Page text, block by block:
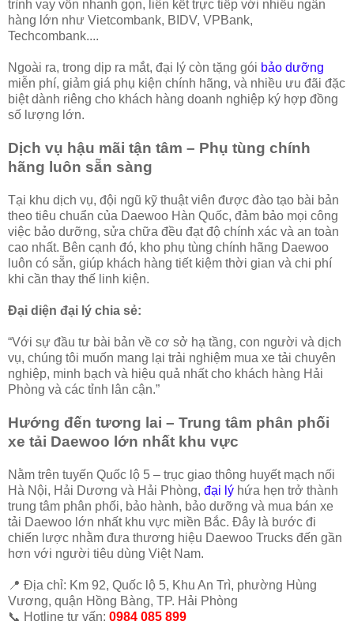
trình vay vốn nhanh gọn, liên kết trực tiếp với nhiều ngân
hàng lớn như Vietcombank, BIDV, VPBank,
Techcombank....
Ngoài ra, trong dịp ra mắt, đại lý còn tặng gói bảo dưỡng
miễn phí, giảm giá phụ kiện chính hãng, và nhiều ưu đãi đặc
biệt dành riêng cho khách hàng doanh nghiệp ký hợp đồng
số lượng lớn.
Dịch vụ hậu mãi tận tâm – Phụ tùng chính
hãng luôn sẵn sàng
Tại khu dịch vụ, đội ngũ kỹ thuật viên được đào tạo bài bản
theo tiêu chuẩn của Daewoo Hàn Quốc, đảm bảo mọi công
việc bảo dưỡng, sửa chữa đều đạt độ chính xác và an toàn
cao nhất. Bên cạnh đó, kho phụ tùng chính hãng Daewoo
luôn có sẵn, giúp khách hàng tiết kiệm thời gian và chi phí
khi cần thay thế linh kiện.
Đại diện đại lý chia sẻ:
“Với sự đầu tư bài bản về cơ sở hạ tầng, con người và dịch
vụ, chúng tôi muốn mang lại trải nghiệm mua xe tải chuyên
nghiệp, minh bạch và hiệu quả nhất cho khách hàng Hải
Phòng và các tỉnh lân cận.”
Hướng đến tương lai – Trung tâm phân phối
xe tải Daewoo lớn nhất khu vực
Nằm trên tuyến Quốc lộ 5 – trục giao thông huyết mạch nối
Hà Nội, Hải Dương và Hải Phòng, đại lý hứa hẹn trở thành
trung tâm phân phối, bảo hành, bảo dưỡng và mua bán xe
tải Daewoo lớn nhất khu vực miền Bắc. Đây là bước đi
chiến lược nhằm đưa thương hiệu Daewoo Trucks đến gần
hơn với người tiêu dùng Việt Nam.
📍 Địa chỉ: Km 92, Quốc lộ 5, Khu An Trì, phường Hùng
Vương, quận Hồng Bàng, TP. Hải Phòng
📞 Hotline tư vấn: 0984 085 899